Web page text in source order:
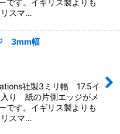
です。イギリス製よりも
スマ…
3mm幅
社製3ミリ幅 17.5イ
紙の片側エッジがメ
です。イギリス製よりも
スマ…